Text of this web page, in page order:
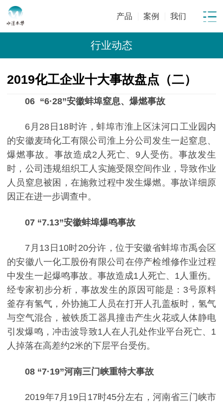
产品 案例 我们
行业动态
2019化工企业十大事故盘点（二）
06 “6·28”安徽蚌埠窒息、爆燃事故
6月28日18时许，蚌埠市淮上区沫河口工业园内
的安徽麦琦化工有限公司淮上分公司发生一起窒息、
爆燃事故。事故造成2人死亡、9人受伤。 事故发生
时，公司违规组织工人实施受限空间作业，导致作业
人员窒息被困，在施救过程中发生爆燃。事故详细原
因正在进一步调查中。
07 “7.13”安徽蚌埠爆鸣事故
7月13日10时20分许，位于安徽省蚌埠市禹会区
的安徽八一化工股份有限公司在停产检维修作业过程
中发生一起爆鸣事故。事故造成1人死亡、1人重伤。
经专家初步分析，事故发生的原因可能是：3号原料
釜存有氢气，外协施工人员在打开人孔盖板时，氢气
与空气混合，被铁质工器具撞击产生火花或人体静电
引发爆鸣，冲击波导致1人在人孔处作业平台死亡、1
人掉落在高差约2米的下层平台受伤。
08 “7·19”河南三门峡重特大事故
2019年7月19日17时45分左右，河南省三门峡市